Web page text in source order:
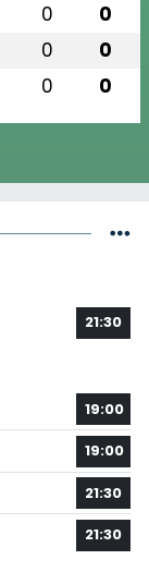
0 0
0 0
0 0
21:30
19:00
19:00
21:30
21:30